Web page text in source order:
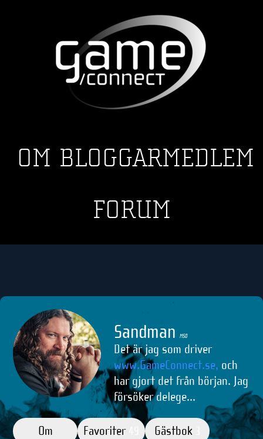
OM BLOGGARMEDLEM
FORUM
Sandman M50
Det är jag som driver
www.GameConnect.se, och
har gjort det från början. Jag
försöker delege...
Om Favoriter Gästbok